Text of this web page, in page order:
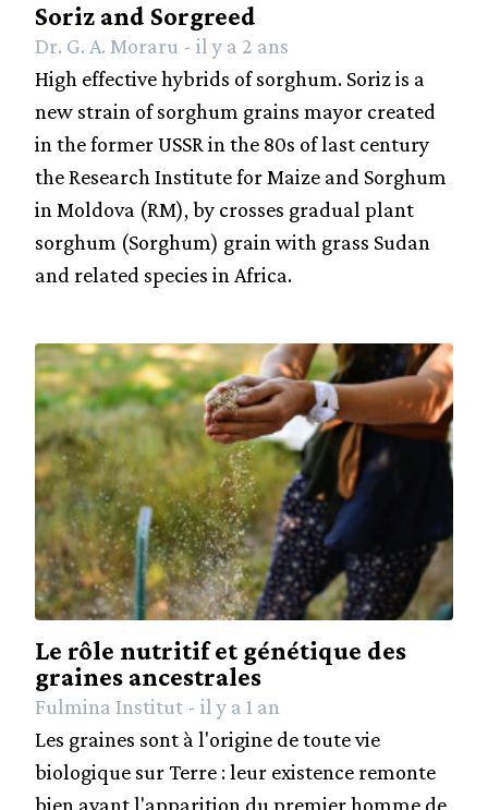
Soriz and Sorgreed
Dr. G. A. Moraru - il y a 2 ans
High effective hybrids of sorghum. Soriz is a
new strain of sorghum grains mayor created
in the former USSR in the 80s of last century
the Research Institute for Maize and Sorghum
in Moldova (RM), by crosses gradual plant
sorghum (Sorghum) grain with grass Sudan
and related species in Africa.
Le rôle nutritif et génétique des
graines ancestrales
Fulmina Institut - il y a 1 an
Les graines sont à l'origine de toute vie
biologique sur Terre : leur existence remonte
bien avant l'apparition du premier homme de